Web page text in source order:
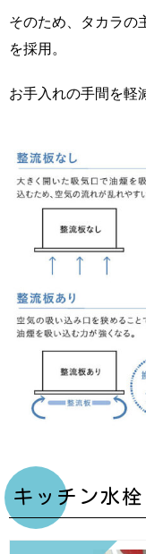
そのため、タカラの
を採用。
お手入れの手間を軽
キッチン水